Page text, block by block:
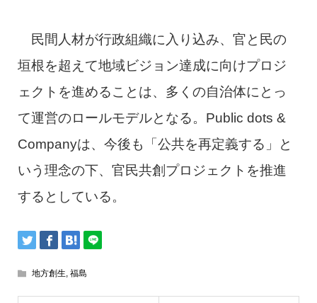
民間人材が行政組織に入り込み、官と民の
垣根を超えて地域ビジョン達成に向けプロジ
ェクトを進めることは、多くの自治体にとっ
て運営のロールモデルとなる。Public dots &
Companyは、今後も「公共を再定義する」と
いう理念の下、官民共創プロジェクトを推進
するとしている。
地方創生, 福島